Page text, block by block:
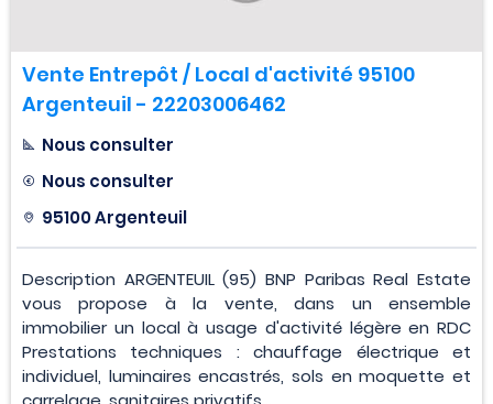
Vente Entrepôt / Local d'activité 95100
Argenteuil - 22203006462
Nous consulter
Nous consulter
95100 Argenteuil
Description ARGENTEUIL (95) BNP Paribas Real Estate
vous propose à la vente, dans un ensemble
immobilier un local à usage d'activité légère en RDC
Prestations techniques : chauffage électrique et
individuel, luminaires encastrés, sols en moquette et